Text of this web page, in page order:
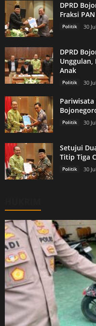
DPRD
Fraksi
Politik 30
DPRD
Unggulan,
Anak
Politik 30
Pariwisata
Politik 30
Setujui
Titip Tiga
Politik 30